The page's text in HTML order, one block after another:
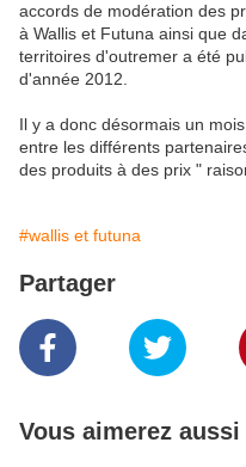
accords de modération des
à Wallis et Futuna ainsi que
territoires d'outremer a été
d'année 2012.
Il y a donc désormais un
entre les différents
des produits à des prix "
#wallis et futuna
Partager
Vous aimerez aussi